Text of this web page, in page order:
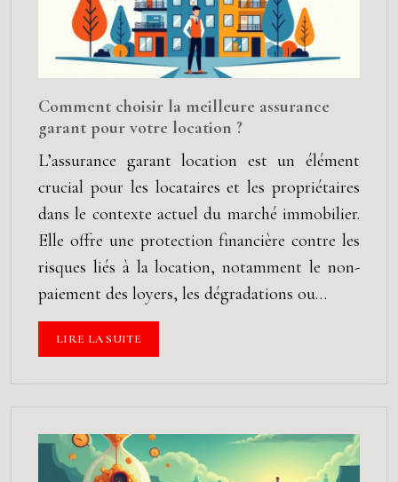
Comment choisir la meilleure assurance
garant pour votre location ?
L’assurance garant location est un élément
crucial pour les locataires et les propriétaires
dans le contexte actuel du marché immobilier.
Elle offre une protection financière contre les
risques liés à la location, notamment le non-
paiement des loyers, les dégradations ou…
LIRE LA SUITE